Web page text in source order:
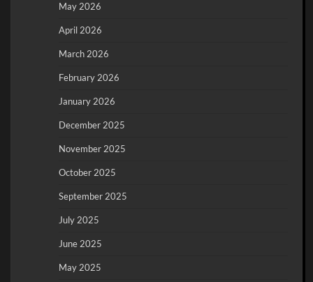
May 2026
April 2026
March 2026
February 2026
January 2026
December 2025
November 2025
October 2025
September 2025
July 2025
June 2025
May 2025